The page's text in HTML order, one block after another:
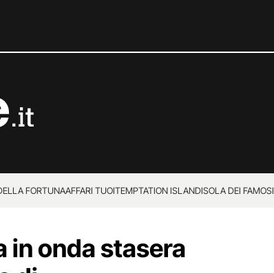
FORTUNAAFFARI TUOITEMPTATION ISLANDISOLA DEI FAMOSI
in onda stasera